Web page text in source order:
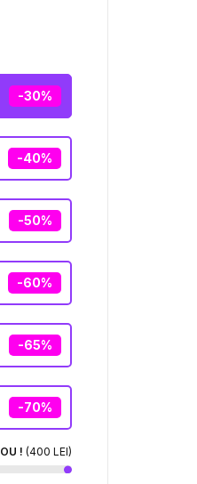
-30%
-40%
-50%
-60%
-65%
-70%
! (400 LEI)